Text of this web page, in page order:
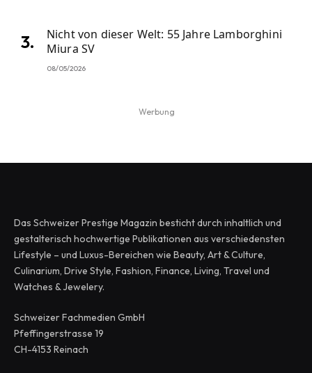
Nicht von dieser Welt: 55 Jahre Lamborghini
Miura SV
08/05/2026
Werbung
Das Schweizer Prestige Magazin besticht durch inhaltlich und
gestalterisch hochwertige Publikationen aus verschiedensten
Lifestyle – und Luxus-Bereichen wie Beauty, Art & Culture,
Culinarium, Drive Style, Fashion, Finance, Living, Travel und
Watches & Jewelery.
Schweizer Fachmedien GmbH
Pfeffingerstrasse 19
CH-4153 Reinach